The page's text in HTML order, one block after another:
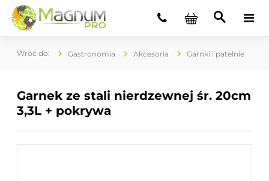
Gastronomia Akcesoria Garnki i patelnie
Garnek ze stali nierdzewnej śr. 20cm
3,3L + pokrywa